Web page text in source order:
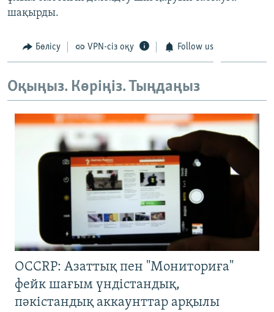
шақырды.
Бөлісу VPN-сіз оқу Follow us
Оқыңыз. Көріңіз. Тыңдаңыз
OCCRP: Азаттық пен "Мониториға"
фейк шағым үндістандық,
пәкістандық аккаунттар арқылы